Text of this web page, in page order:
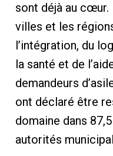
sont déjà au cœur.
villes et les
l’intégration, du
la santé et de
demandeurs
ont déclaré être
domaine dans
autorités